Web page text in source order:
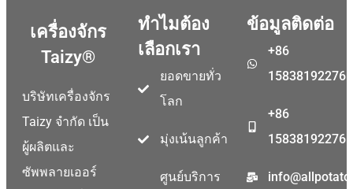
เครื่องจักร
Taizy®
บริษัทเครื่องจักร
Taizy จำกัด เป็น
ผู้ผลิตและ
ซัพพลายเออร์
ทำไมต้อง
เลือกเรา
ยอดขายทั่ว
โลก
มุ่งเน้นลูกค้า
ศูนย์บริการ
ข้อมูลติดต่อ
+86
15838192276
+86
15838192276
Malayalam